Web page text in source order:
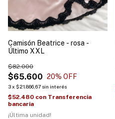
Camisón Beatrice - rosa -
Último XXL
$65.600
$82.000
20% OFF
3x $21.866,67 sin interés
$52.480 con Transferencia
bancaria
¡Última unidad!